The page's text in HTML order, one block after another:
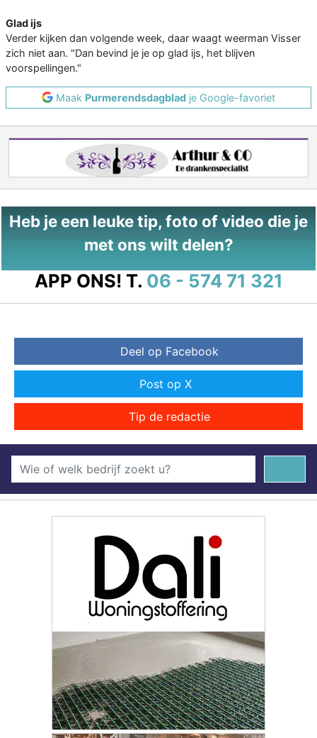
Glad ijs
Verder kijken dan volgende week, daar waagt weerman Visser
zich niet aan. "Dan bevind je je op glad ijs, het blijven
voorspellingen."
Maak Purmerendsdagblad je Google-favoriet
Heb je een leuke tip, foto of video die je
met ons wilt delen?
APP ONS! T. 06 - 574 71 321
Deel op Facebook
Post op X
Tip de redactie